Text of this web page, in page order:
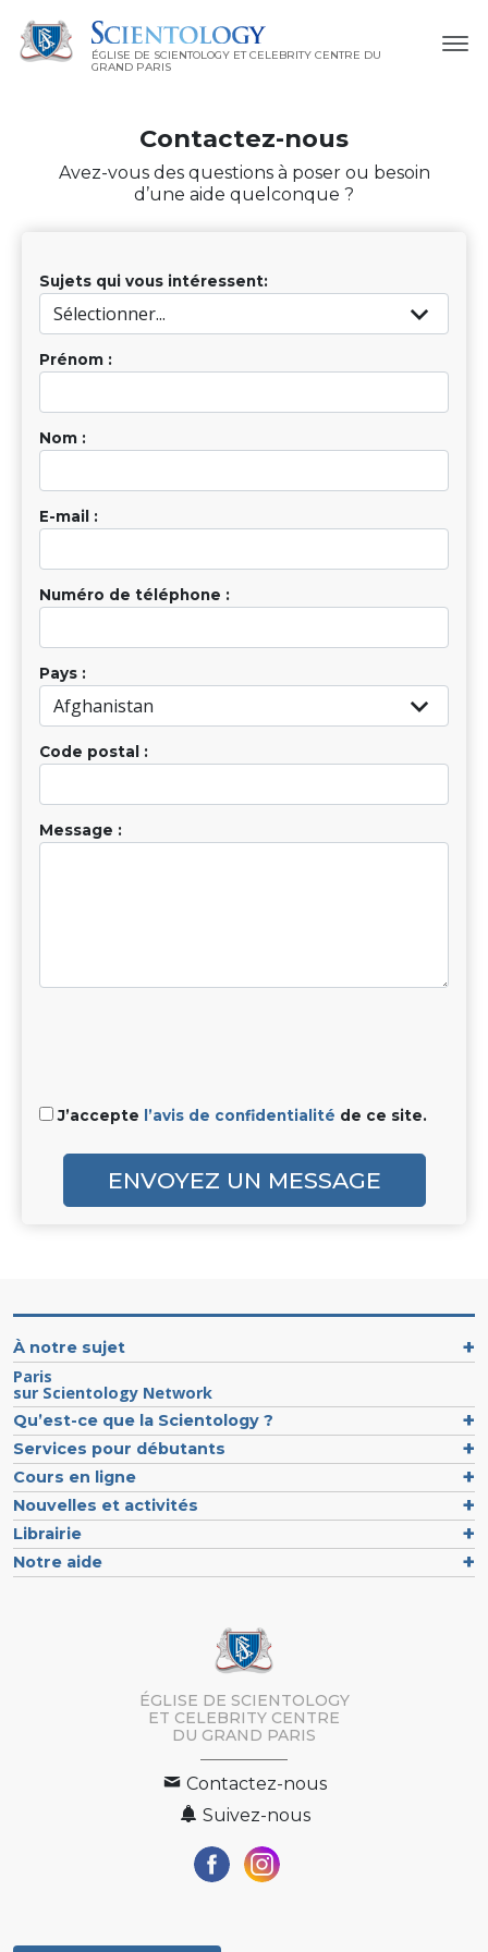
ÉGLISE DE SCIENTOLOGY ET CELEBRITY CENTRE DU
GRAND PARIS
Contactez-nous
Avez-vous des questions à poser ou besoin
d’une aide quelconque ?
Sujets qui vous intéressent:
Prénom :
Nom :
E-mail :
Numéro de téléphone :
Pays :
Code postal :
Message :
J’accepte l’avis de confidentialité de ce site.
ENVOYEZ UN MESSAGE
À notre sujet
Paris
sur Scientology Network
Qu’est-ce que la Scientology ?
Services pour débutants
Cours en ligne
Nouvelles et activités
Librairie
Notre aide
ÉGLISE DE SCIENTOLOGY
ET CELEBRITY CENTRE
DU GRAND PARIS
Contactez-nous
Suivez-nous